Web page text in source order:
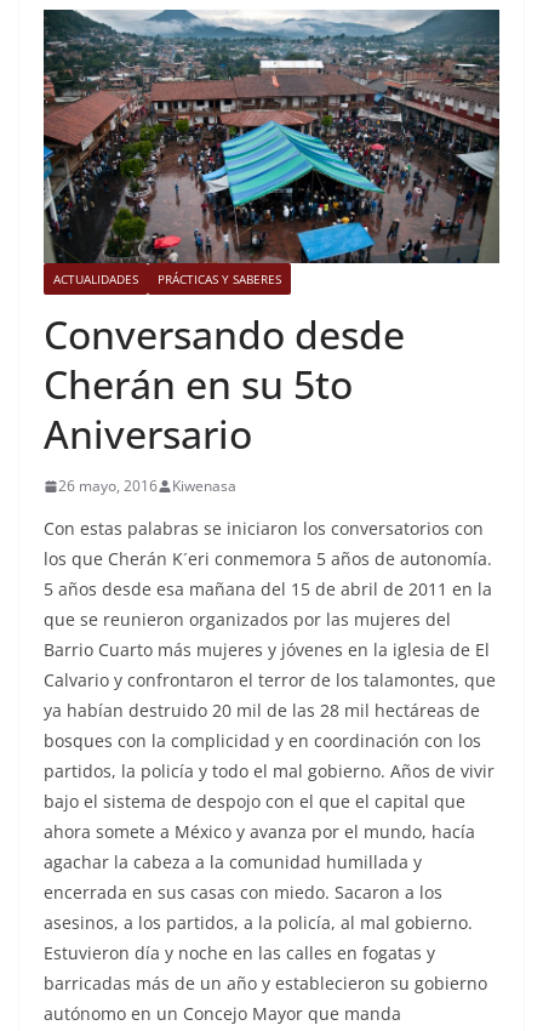
ACTUALIDADES PRÁCTICAS Y SABERES
Conversando desde
Cherán en su 5to
Aniversario
26 mayo, 2016 Kiwenasa
Con estas palabras se iniciaron los conversatorios con
los que Cherán K´eri conmemora 5 años de autonomía.
5 años desde esa mañana del 15 de abril de 2011 en la
que se reunieron organizados por las mujeres del
Barrio Cuarto más mujeres y jóvenes en la iglesia de El
Calvario y confrontaron el terror de los talamontes, que
ya habían destruido 20 mil de las 28 mil hectáreas de
bosques con la complicidad y en coordinación con los
partidos, la policía y todo el mal gobierno. Años de vivir
bajo el sistema de despojo con el que el capital que
ahora somete a México y avanza por el mundo, hacía
agachar la cabeza a la comunidad humillada y
encerrada en sus casas con miedo. Sacaron a los
asesinos, a los partidos, a la policía, al mal gobierno.
Estuvieron día y noche en las calles en fogatas y
barricadas más de un año y establecieron su gobierno
autónomo en un Concejo Mayor que manda